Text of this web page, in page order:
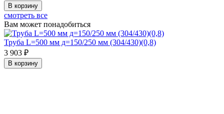
В корзину
смотреть все
Вам может понадобиться
Труба L=500 мм д=150/250 мм (304/430)(0,8)
3 903 ₽
В корзину